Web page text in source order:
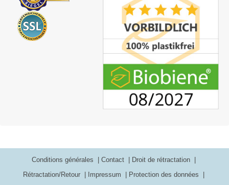
Conditions générales Contact
Droit de rétractation
Rétractation/Retour
Impressum
Protection des données